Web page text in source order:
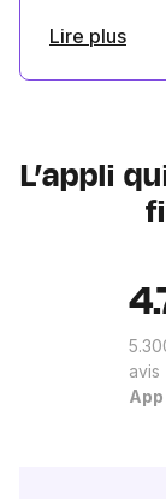
Lire plus
L’appli
avis